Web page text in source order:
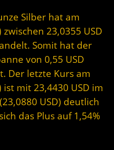
Silber hat am
23,0355 USD
Somit hat der
von 0,55 USD
Der letzte Kurs am
mit 23,4430 USD im
USD) deutlich
das Plus auf 1,54%